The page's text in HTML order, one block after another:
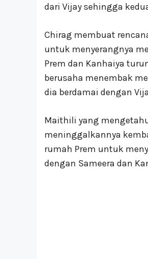
dari Vijay sehingga
Chirag membuat
untuk menyerangnya
Prem dan Kanhaiya
berusaha menembak
dia berdamai dengan
Maithili yang
meninggalkannya
rumah Prem untuk
dengan Sameera dan